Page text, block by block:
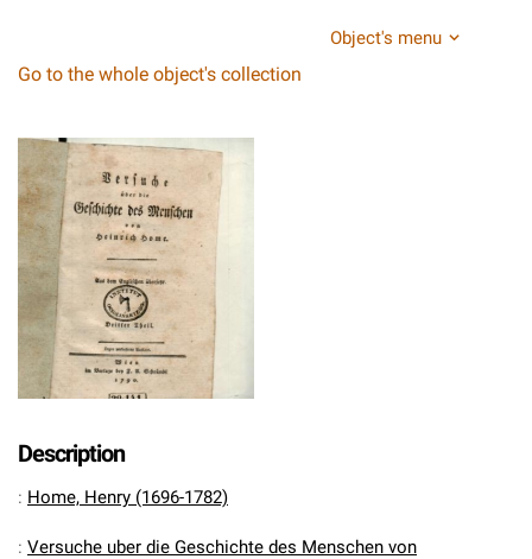
Object's menu
Go to the whole object's collection
Description
: Home, Henry (1696-1782)
: Versuche uber die Geschichte des Menschen von